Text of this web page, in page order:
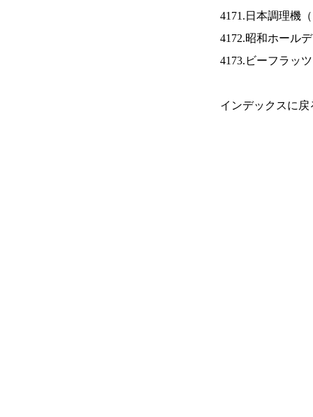
4171.日本調理機（
4172.昭和ホール
4173.ビーフラッ
インデックスに戻